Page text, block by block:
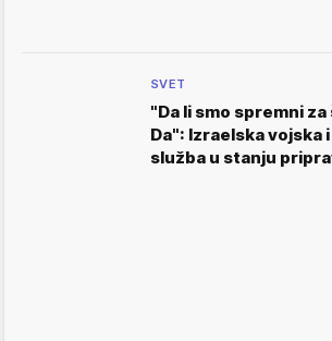
SVET
"Da li smo spremni
Da": Izraelska vojska
služba u stanju